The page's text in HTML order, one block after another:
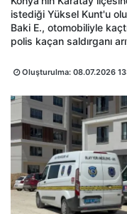
istediği Yüksel Kunt'u
Baki E., otomobiliyle
polis kaçan saldırganı
Oluşturulma: 08.07.2026